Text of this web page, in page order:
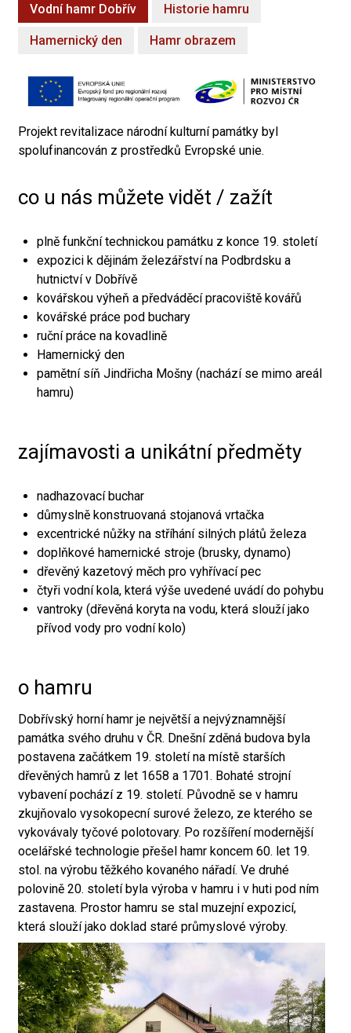
Vodní hamr Dobřív Historie hamru
Hamernický den Hamr obrazem
Projekt revitalizace národní kulturní památky byl
spolufinancován z prostředků Evropské unie.
co u nás můžete vidět / zažít
plně funkční technickou památku z konce 19. století
expozici k dějinám železářství na Podbrdsku a
hutnictví v Dobřívě
kovářskou výheň a předváděcí pracoviště kovářů
kovářské práce pod buchary
ruční práce na kovadlině
Hamernický den
pamětní síň Jindřicha Mošny (nachází se mimo areál
hamru)
zajímavosti a unikátní předměty
nadhazovací buchar
důmyslně konstruovaná stojanová vrtačka
excentrické nůžky na stříhání silných plátů železa
doplňkové hamernické stroje (brusky, dynamo)
dřevěný kazetový měch pro vyhřívací pec
čtyři vodní kola, která výše uvedené uvádí do pohybu
vantroky (dřevěná koryta na vodu, která slouží jako
přívod vody pro vodní kolo)
o hamru
Dobřívský horní hamr je největší a nejvýznamnější
památka svého druhu v ČR. Dnešní zděná budova byla
postavena začátkem 19. století na místě starších
dřevěných hamrů z let 1658 a 1701. Bohaté strojní
vybavení pochází z 19. století. Původně se v hamru
zkujňovalo vysokopecní surové železo, ze kterého se
vykovávaly tyčové polotovary. Po rozšíření modernější
ocelářské technologie přešel hamr koncem 60. let 19.
stol. na výrobu těžkého kovaného nářadí. Ve druhé
polovině 20. století byla výroba v hamru i v huti pod ním
zastavena. Prostor hamru se stal muzejní expozicí,
která slouží jako doklad staré průmyslové výroby.